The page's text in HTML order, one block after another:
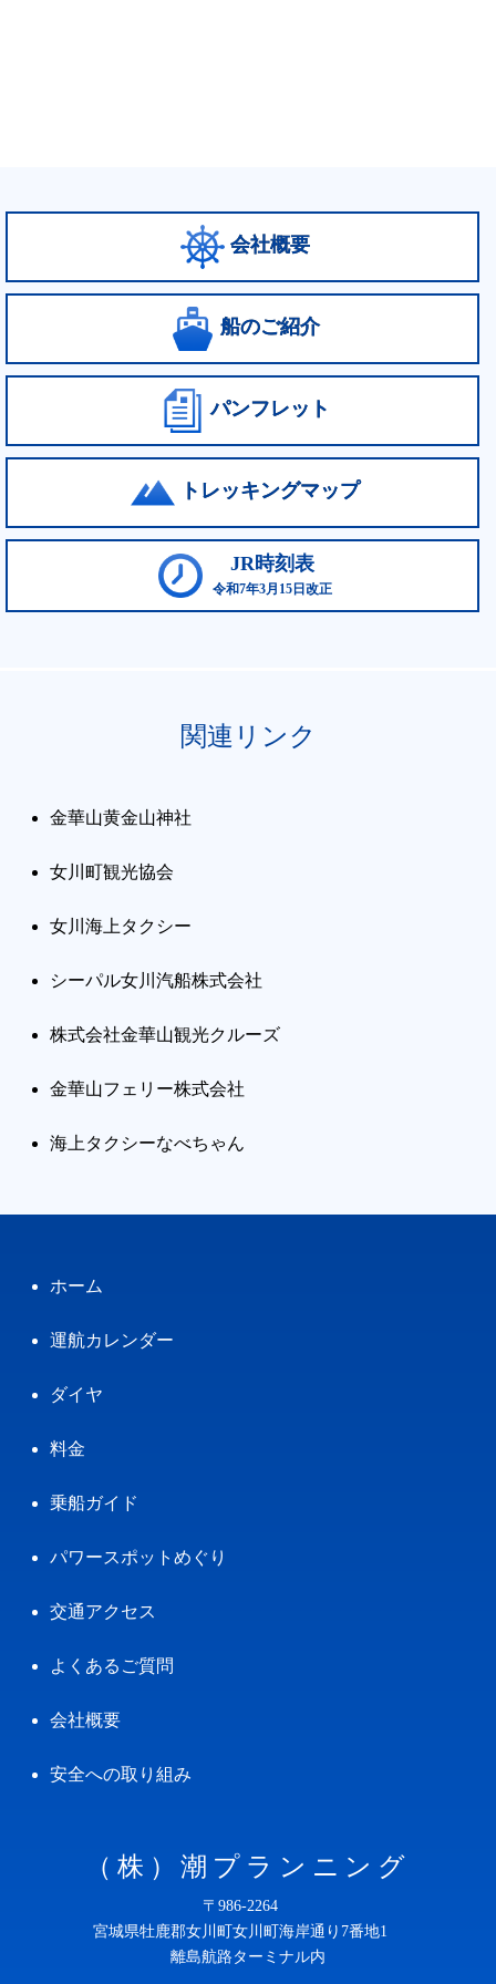
会社概要
船のご紹介
パンフレット
トレッキングマップ
JR時刻表
令和7年3月15日改正
関連リンク
金華山黄金山神社
女川町観光協会
女川海上タクシー
シーパル女川汽船株式会社
株式会社金華山観光クルーズ
金華山フェリー株式会社
海上タクシーなべちゃん
ホーム
運航カレンダー
ダイヤ
料金
乗船ガイド
パワースポットめぐり
交通アクセス
よくあるご質問
会社概要
安全への取り組み
（株）潮プランニング
〒986-2264
宮城県牡鹿郡女川町女川町海岸通り7番地1
離島航路ターミナル内